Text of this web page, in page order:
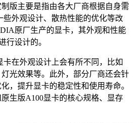
制版主要是指由各大厂商根据自身需
些外观设计、散热性能的优化等改
原厂生产的显卡，其外观和性能
行设计的。
卡在外观设计上会有所不同，比如
光效果等。此外，部分厂商还会针
，提升显卡的稳定性和使用寿命。
生版A100显卡的核心规格、显存